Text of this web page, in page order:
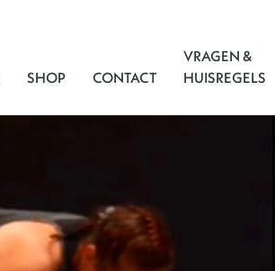
SHOP CONTACT
VRAGEN &
HUISREGELS